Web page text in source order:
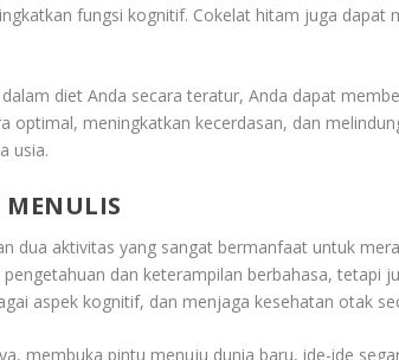
fungsi kognitif. Cokelat hitam juga dapat
diet Anda secara teratur, Anda dapat
optimal, meningkatkan kecerdasan, dan
usia.
MENULIS
dua aktivitas yang sangat bermanfaat untuk
dan keterampilan berbahasa, tetapi
aspek kognitif, dan menjaga kesehatan otak
membuka pintu menuju dunia baru, ide-ide